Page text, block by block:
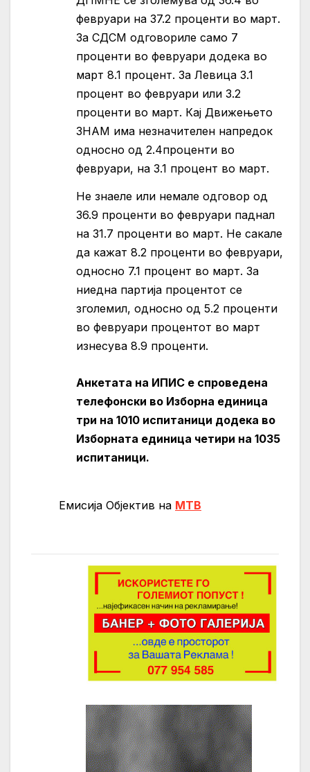
февруари на 37.2 проценти во март.
За СДСМ одговориле само 7
проценти во февруари додека во
март 8.1 процент. За Левица 3.1
процент во февруари или 3.2
проценти во март. Кај Движењето
ЗНАМ има незначителен напредок
односно од 2.4проценти во
февруари, на 3.1 процент во март.
Не знаеле или немале одговор од
36.9 проценти во февруари паднал
на 31.7 проценти во март. Не сакале
да кажат 8.2 проценти во февруари,
односно 7.1 процент во март. За
ниедна партија процентот се
зголемил, односно од 5.2 проценти
во февруари процентот во март
изнесува 8.9 проценти.
Анкетата на ИПИС е спроведена
телефонски во Изборна единица
три на 1010 испитаници додека во
Изборната единица четири на 1035
испитаници.
Емисија Објектив на МТВ